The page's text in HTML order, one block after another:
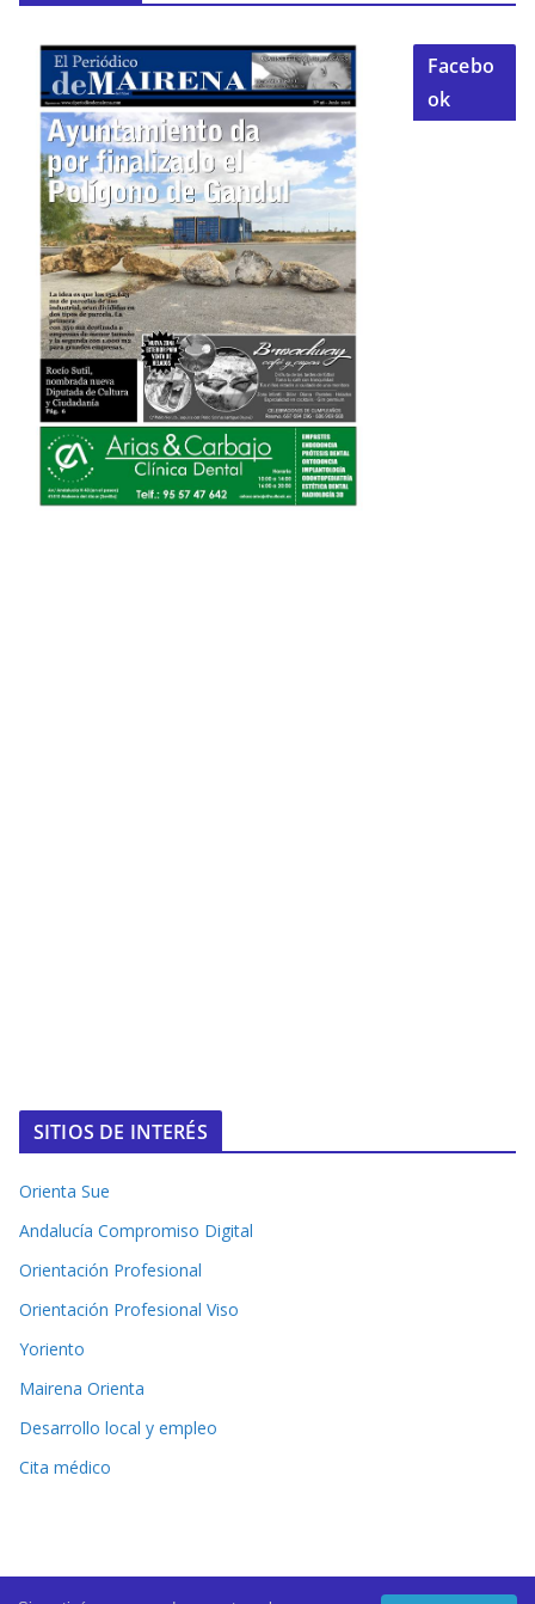
Facebo
ok
SITIOS DE INTERÉS
Orienta Sue
Andalucía Compromiso Digital
Orientación Profesional
Orientación Profesional Viso
Yoriento
Mairena Orienta
Desarrollo local y empleo
Cita médico